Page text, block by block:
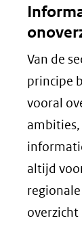
Van de
principe
vooral
altijd